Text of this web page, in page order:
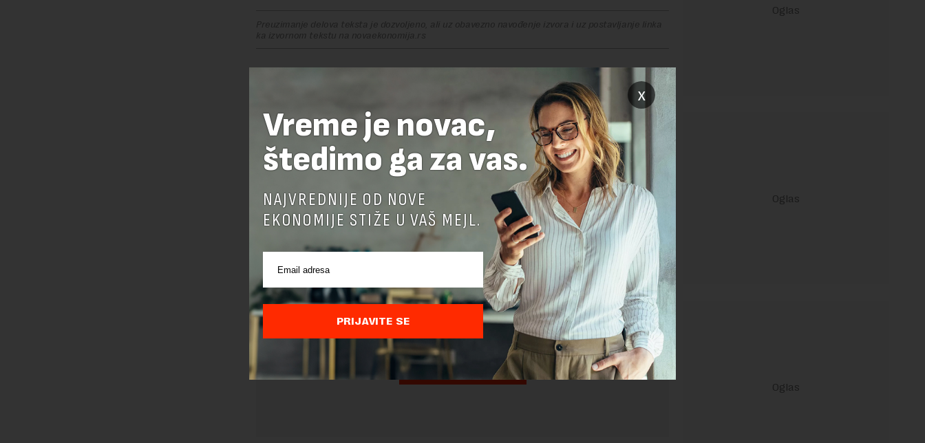
Preuzimanje delova teksta je dozvoljeno, ali uz obavezno navođenje izvora i uz postavljanje linka
ka izvornom tekstu na novaekonomija.rs
Pre slanja komentara, molimo vas da se upoznate sapravilima komentarisanja i pravilima
Google Politika PrivatnostiiGoogle Uslovi
su primenjeni.
x
Vreme je novac,
štedimo ga za vas.
NAJVREDNIJE OD NOVE
EKONOMIJE STIŽE U VAŠ MEJL.
PRIJAVITE SE